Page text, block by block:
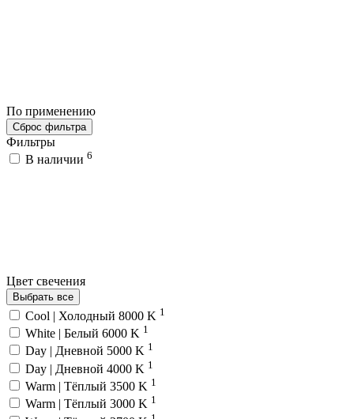
По применению
Сброс фильтра
Фильтры
В наличии 6
Цвет свечения
Выбрать все
Cool | Холодный 8000 K 1
White | Белый 6000 K 1
Day | Дневной 5000 K 1
Day | Дневной 4000 K 1
Warm | Тёплый 3500 K 1
Warm | Тёплый 3000 K 1